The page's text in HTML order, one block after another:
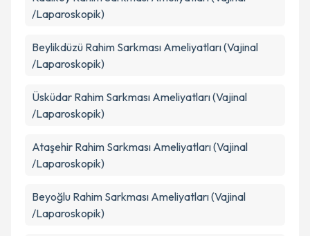
/Laparoskopik)
Beylikdüzü Rahim Sarkması Ameliyatları (Vajinal
/Laparoskopik)
Üsküdar Rahim Sarkması Ameliyatları (Vajinal
/Laparoskopik)
Ataşehir Rahim Sarkması Ameliyatları (Vajinal
/Laparoskopik)
Beyoğlu Rahim Sarkması Ameliyatları (Vajinal
/Laparoskopik)